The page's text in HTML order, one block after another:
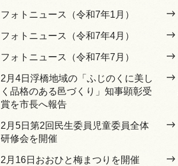
フォトニュース（令和7年1月）
フォトニュース（令和7年4月）
フォトニュース（令和7年7月）
2月4日浮橋地域の「ふじのくに美し
く品格のある邑づくり」知事顕彰受
賞を市長へ報告
2月5日第2回民生委員児童委員全体
研修会を開催
2月16日おおひと梅まつりを開催